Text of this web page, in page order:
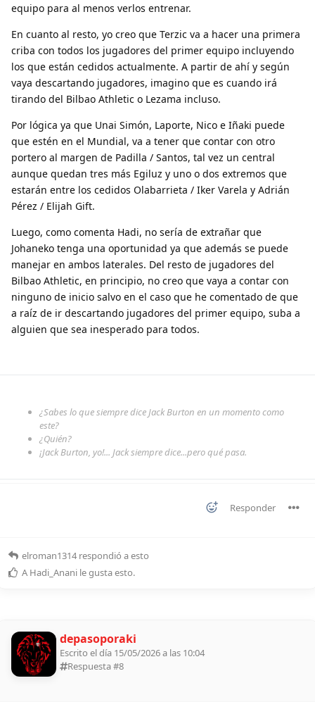
equipo para al menos verlos entrenar.
En cuanto al resto, yo creo que Terzic va a hacer una primera
criba con todos los jugadores del primer equipo incluyendo
los que están cedidos actualmente. A partir de ahí y según
vaya descartando jugadores, imagino que es cuando irá
tirando del Bilbao Athletic o Lezama incluso.
Por lógica ya que Unai Simón, Laporte, Nico e Iñaki puede
que estén en el Mundial, va a tener que contar con otro
portero al margen de Padilla / Santos, tal vez un central
aunque quedan tres más Egiluz y uno o dos extremos que
estarán entre los cedidos Olabarrieta / Iker Varela y Adrián
Pérez / Elijah Gift.
Luego, como comenta Hadi, no sería de extrañar que
Johaneko tenga una oportunidad ya que además se puede
manejar en ambos laterales. Del resto de jugadores del
Bilbao Athletic, en principio, no creo que vaya a contar con
ninguno de inicio salvo en el caso que he comentado de que
a raíz de ir descartando jugadores del primer equipo, suba a
alguien que sea inesperado para todos.
¿Sabes lo que siempre dice Jack Burton en un momento como
este?
¿Quién?
¡Jack Burton, yo!... Jack siempre dice...pero qué pasa.
Responder
elroman1314 respondió a esto
A Hadi_Anani le gusta esto.
depasoporaki
Escrito el día 15/05/2026 a las 10:04
Respuesta #8